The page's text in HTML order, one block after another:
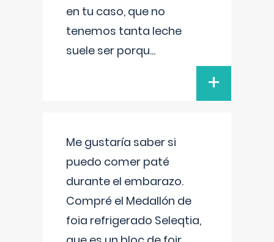
en tu caso, que no
tenemos tanta leche
suele ser porqu...
+
Me gustaría saber si
puedo comer paté
durante el embarazo.
Compré el Medallón de
foia refrigerado Seleqtia,